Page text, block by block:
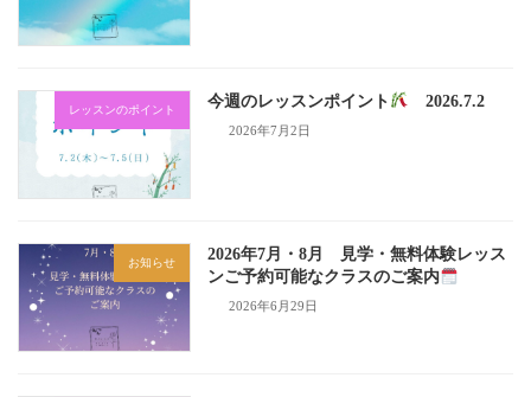
レッスンのポイント 今週のレッスンポイント 2026.7.2
2026年7月2日
お知らせ
2026年7月・8月 見学・無料体験レッス
ンご予約可能なクラスのご案内
2026年6月29日